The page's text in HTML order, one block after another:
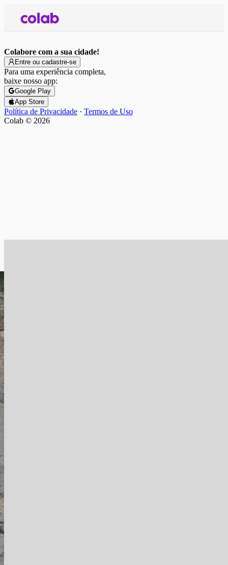
Colabore com a sua cidade!
Entre ou cadastre-se
Para uma experiência completa,
baixe nosso app:
Google Play
App Store
Política de Privacidade · Termos de Uso
Colab © 2026